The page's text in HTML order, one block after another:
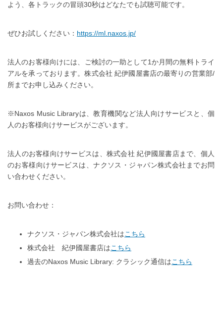
よう、各トラックの冒頭30秒はどなたでも試聴可能です。
ぜひお試しください： https://ml.naxos.jp/
法人のお客様向けには、ご検討の一助として1か月間の無料トライ
アルを承っております。株式会社 紀伊國屋書店の最寄りの営業部/
所までお申し込みください。
※Naxos Music Libraryは、教育機関など法人向けサービスと、個
人のお客様向けサービスがございます。
法人のお客様向けサービスは、株式会社 紀伊國屋書店まで、個人
のお客様向けサービスは、ナクソス・ジャパン株式会社までお問
い合わせください。
お問い合わせ：
ナクソス・ジャパン株式会社はこちら
株式会社 紀伊國屋書店はこちら
過去のNaxos Music Library: クラシック通信はこちら